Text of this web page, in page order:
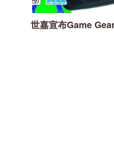
世嘉宣布Game